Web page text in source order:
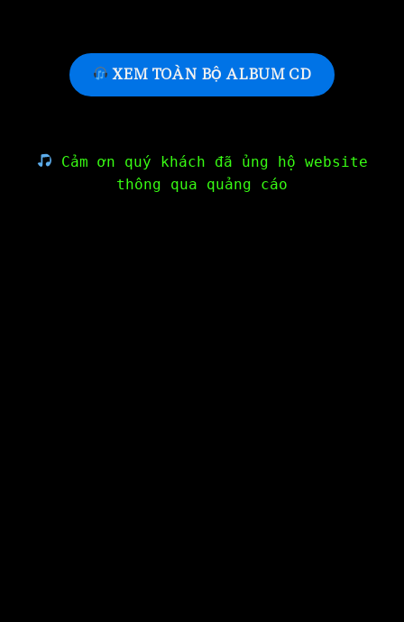
XEM TOÀN BỘ ALBUM CD
Cảm ơn quý khách đã ủng hộ website
thông qua quảng cáo